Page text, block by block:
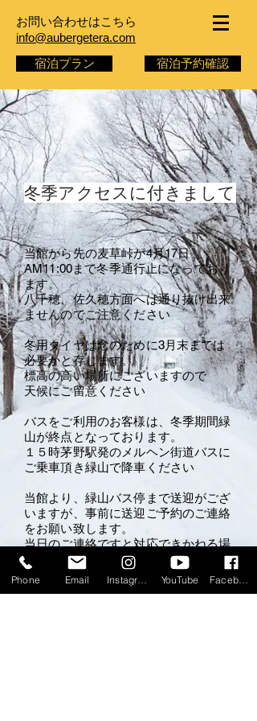
お問い合わせはこちら
info@aubergetera.com
宿泊プラン
宿泊予約確認
冬季アクセスに付きまして
当館から先の麦草峠が4月17日
AM11:00まで冬季通行止になっており
ます。
八千穂、佐久穂方面へは通り抜け出来
ませんのでご注意ください
冬用タイヤは念のために3月末までは
必要かと存じます。
標高の高い場所にございますので
​天候にご留意ください
バスをご利用のお客様は、冬季期間緑
山が終点となっております。
１５時茅野駅発のメルヘン街道バスに
ご乗車頂き緑山で降車ください
当館より、緑山バス停まで送迎がござ
いますが、事前に送迎ご予約のご連絡
をお願い致します。
当日のご連絡ですと対応できかねる場
合がございます。
また無料の送迎でございますので、他
のお客様との相乗りのなる場合もござ
Phone Email YouTube